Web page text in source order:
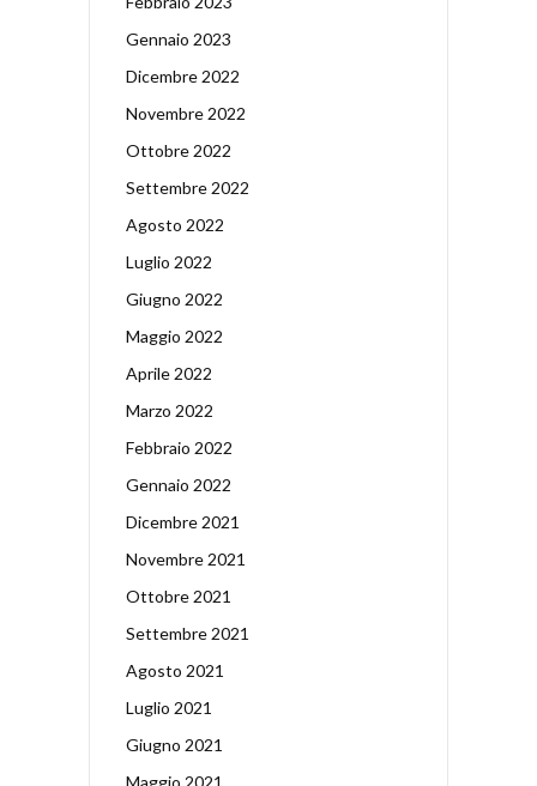
Gennaio 2023
Dicembre 2022
Novembre 2022
Ottobre 2022
Settembre 2022
Agosto 2022
Luglio 2022
Giugno 2022
Maggio 2022
Aprile 2022
Marzo 2022
Febbraio 2022
Gennaio 2022
Dicembre 2021
Novembre 2021
Ottobre 2021
Settembre 2021
Agosto 2021
Luglio 2021
Giugno 2021